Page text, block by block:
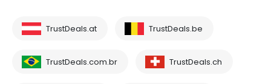
TrustDeals.at TrustDeals.be
TrustDeals.com.br TrustDeals.ch